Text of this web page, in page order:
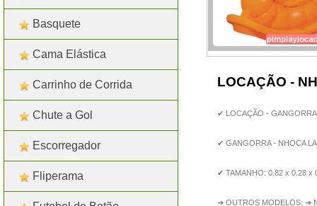
LOCAÇÃO -
✔ LOCAÇÃO -
✔ GANGORRA - NHOCA
✔ TAMANHO: 0.82 x 0.28 x
➔ OUTROS MODELOS: ➔
Basquete
Cama Elástica
Carrinho de Corrida
Chute a Gol
Escorregador
Fliperama